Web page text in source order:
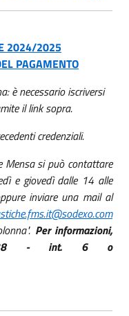
2024/2025
PAGAMENTO
è necessario iscriversi
il link sopra.
credenziali.
Mensa si può contattare
e giovedì dalle 14 alle
inviare una mail al
Per informazioni,
- int. 6 o